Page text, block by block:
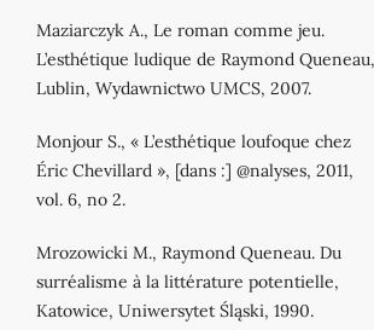
Maziarczyk A., Le roman comme jeu.
L’esthétique ludique de Raymond Queneau,
Lublin, Wydawnictwo UMCS, 2007.
Monjour S., « L’esthétique loufoque chez
Éric Chevillard », [dans :] @nalyses, 2011,
vol. 6, no 2.
Mrozowicki M., Raymond Queneau. Du
surréalisme à la littérature potentielle,
Katowice, Uniwersytet Śląski, 1990.